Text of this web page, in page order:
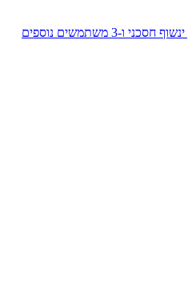
ינשוף חסכני ו-3 משתמשים נוספים